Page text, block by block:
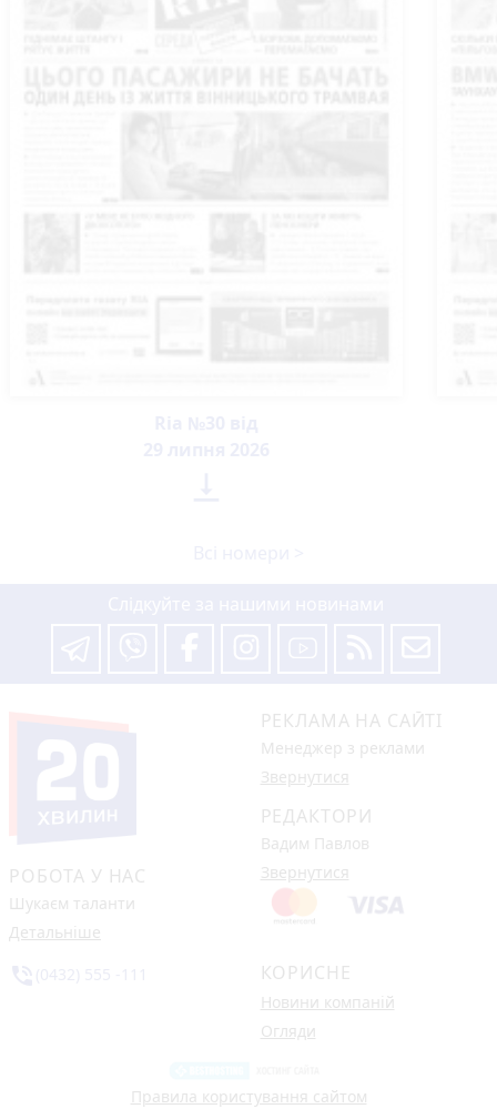
РОБОТА У НАС
Шукаєм таланти
Детальніше
РЕКЛАМА НА САЙТІ
Менеджер з реклами
Звернутися
РЕДАКТОРИ
Вадим Павлов
Звернутися
КОРИСНЕ
Новини компаній
Огляди
Правила користування сайтом